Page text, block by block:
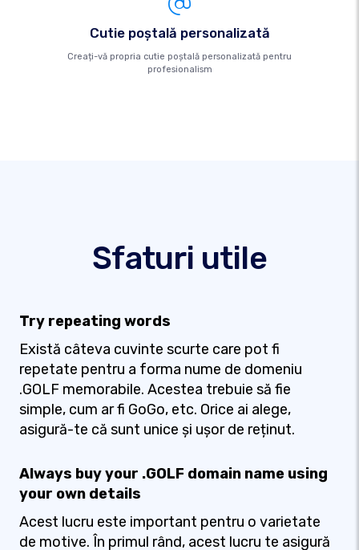
Cutie poştală personalizată
Creați-vă propria cutie poștală personalizată pentru
profesionalism
Sfaturi utile
Try repeating words
Există câteva cuvinte scurte care pot fi
repetate pentru a forma nume de domeniu
.GOLF memorabile. Acestea trebuie să fie
simple, cum ar fi GoGo, etc. Orice ai alege,
asigură-te că sunt unice și ușor de reținut.
Always buy your .GOLF domain name using
your own details
Acest lucru este important pentru o varietate
de motive. În primul rând, acest lucru te asigură